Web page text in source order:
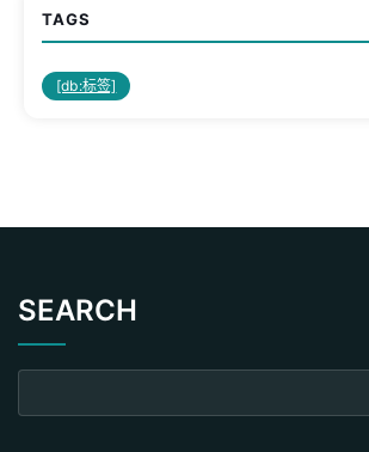
TAGS
[db:标签]
SEARCH
搜尋關鍵字: